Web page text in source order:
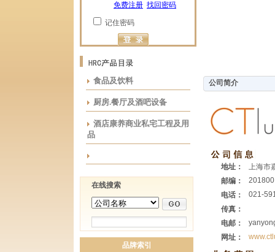
免费注册 找回密码
记住密码
食品及饮料
厨房.餐厅及酒吧设备
酒店康养商业私宅工程及用
品
在线搜索
品牌索引
公司简介
地址：
上海市
邮编：
201800
电话：
021-
传真：
电邮：
网址：